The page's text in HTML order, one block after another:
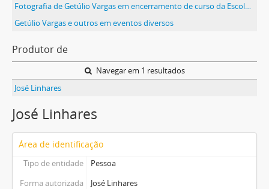
Fotografia de Getúlio Vargas em encerramento de curso da Escola Superior de Guerra
Getúlio Vargas e outros em eventos diversos
Produtor de
Navegar em 1 resultados
José Linhares
José Linhares
Área de identificação
Tipo de entidade
Pessoa
Forma autorizada
José Linhares